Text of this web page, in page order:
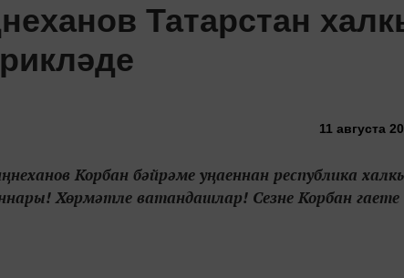
Татарстан
11 августа
Корбан бәйрәме уңаеннан республика
Хөрмәтле ватандашлар! Сезне Корбан гаете